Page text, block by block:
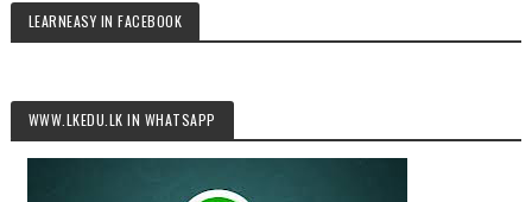
LEARNEASY IN FACEBOOK
WWW.LKEDU.LK IN WHATSAPP